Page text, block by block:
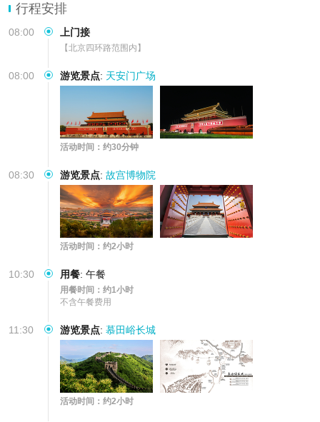
行程安排
08:00 上门接
【北京四环路范围内】
08:00 游览景点: 天安门广场
活动时间：约30分钟
08:30 游览景点: 故宫博物院
活动时间：约2小时
10:30 用餐: 午餐
用餐时间：约1小时
不含午餐费用
11:30 游览景点: 慕田峪长城
活动时间：约2小时